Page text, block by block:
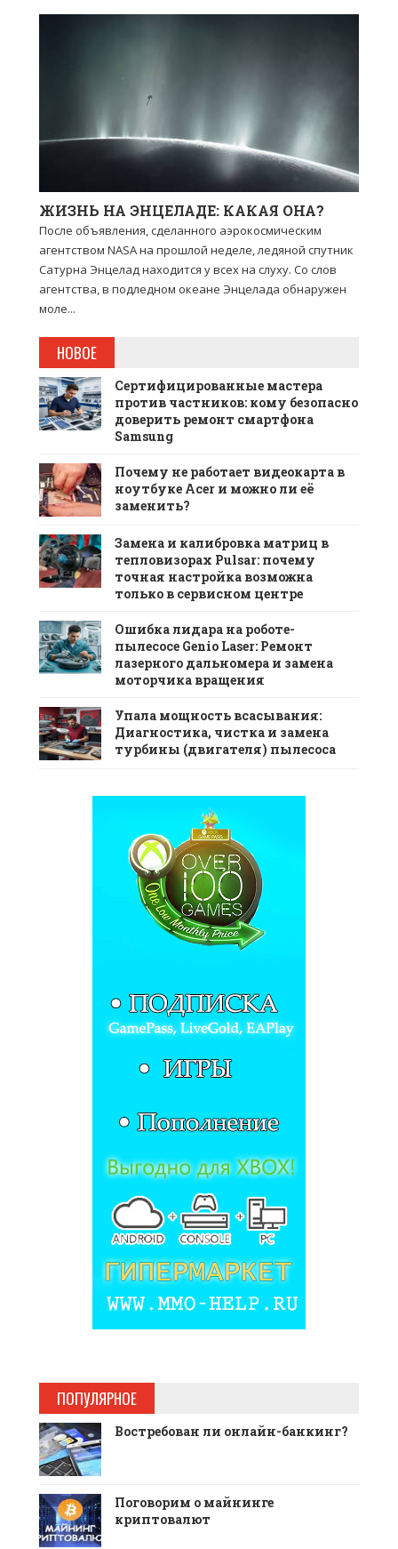
ЖИЗНЬ НА ЭНЦЕЛАДЕ: КАКАЯ ОНА?
После объявления, сделанного аэрокосмическим
агентством NASA на прошлой неделе, ледяной спутник
Сатурна Энцелад находится у всех на слуху. Со слов
агентства, в подледном океане Энцелада обнаружен
моле...
НОВОЕ
Сертифицированные мастера
против частников: кому безопасно
доверить ремонт смартфона
Samsung
Почему не работает видеокарта в
ноутбуке Acer и можно ли её
заменить?
Замена и калибровка матриц в
тепловизорах Pulsar: почему
точная настройка возможна
только в сервисном центре
Ошибка лидара на роботе-
пылесосе Genio Laser: Ремонт
лазерного дальномера и замена
моторчика вращения
Упала мощность всасывания:
Диагностика, чистка и замена
турбины (двигателя) пылесоса
ПОПУЛЯРНОЕ
Востребован ли онлайн-банкинг?
Поговорим о майнинге
криптовалют